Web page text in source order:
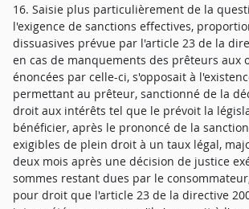
16. Saisie plus particulièrement de la
l'exigence de sanctions effectives,
dissuasives prévue par l'article 23 de la
en cas de manquements des prêteurs aux
énoncées par celle-ci, s'opposait à
permettant au prêteur, sanctionné de la
droit aux intérêts tel que le prévoit la
bénéficier, après le prononcé de la
exigibles de plein droit à un taux légal,
deux mois après une décision de justice
sommes restant dues par le
pour droit que l'article 23 de la directive